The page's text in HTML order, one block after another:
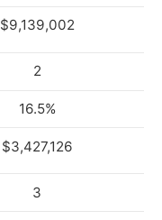
$9,139,002
2
16.5%
$3,427,126
3